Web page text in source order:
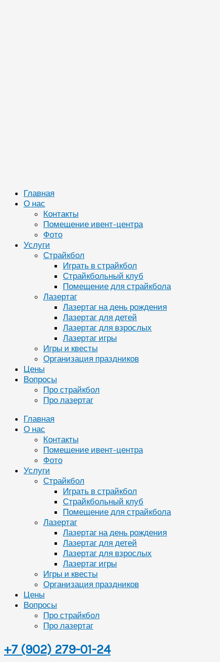
Главная
О нас
Контакты
Помещение ивент-центра
Фото
Услуги
Страйкбол
Играть в страйкбол
Страйкбольный клуб
Помещение для страйкбола
Лазертаг
Лазертаг на день рождения
Лазертаг для детей
Лазертаг для взрослых
Лазертаг игры
Игры и квесты
Организация праздников
Цены
Вопросы
Про страйкбол
Про лазертаг
Главная
О нас
Контакты
Помещение ивент-центра
Фото
Услуги
Страйкбол
Играть в страйкбол
Страйкбольный клуб
Помещение для страйкбола
Лазертаг
Лазертаг на день рождения
Лазертаг для детей
Лазертаг для взрослых
Лазертаг игры
Игры и квесты
Организация праздников
Цены
Вопросы
Про страйкбол
Про лазертаг
+7 (902) 279-01-24